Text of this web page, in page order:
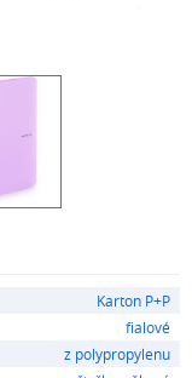
nakládání s
Uchová
20 mm Desky
povrch
Všechny
Karton P+P
fialové
z polypropylenu